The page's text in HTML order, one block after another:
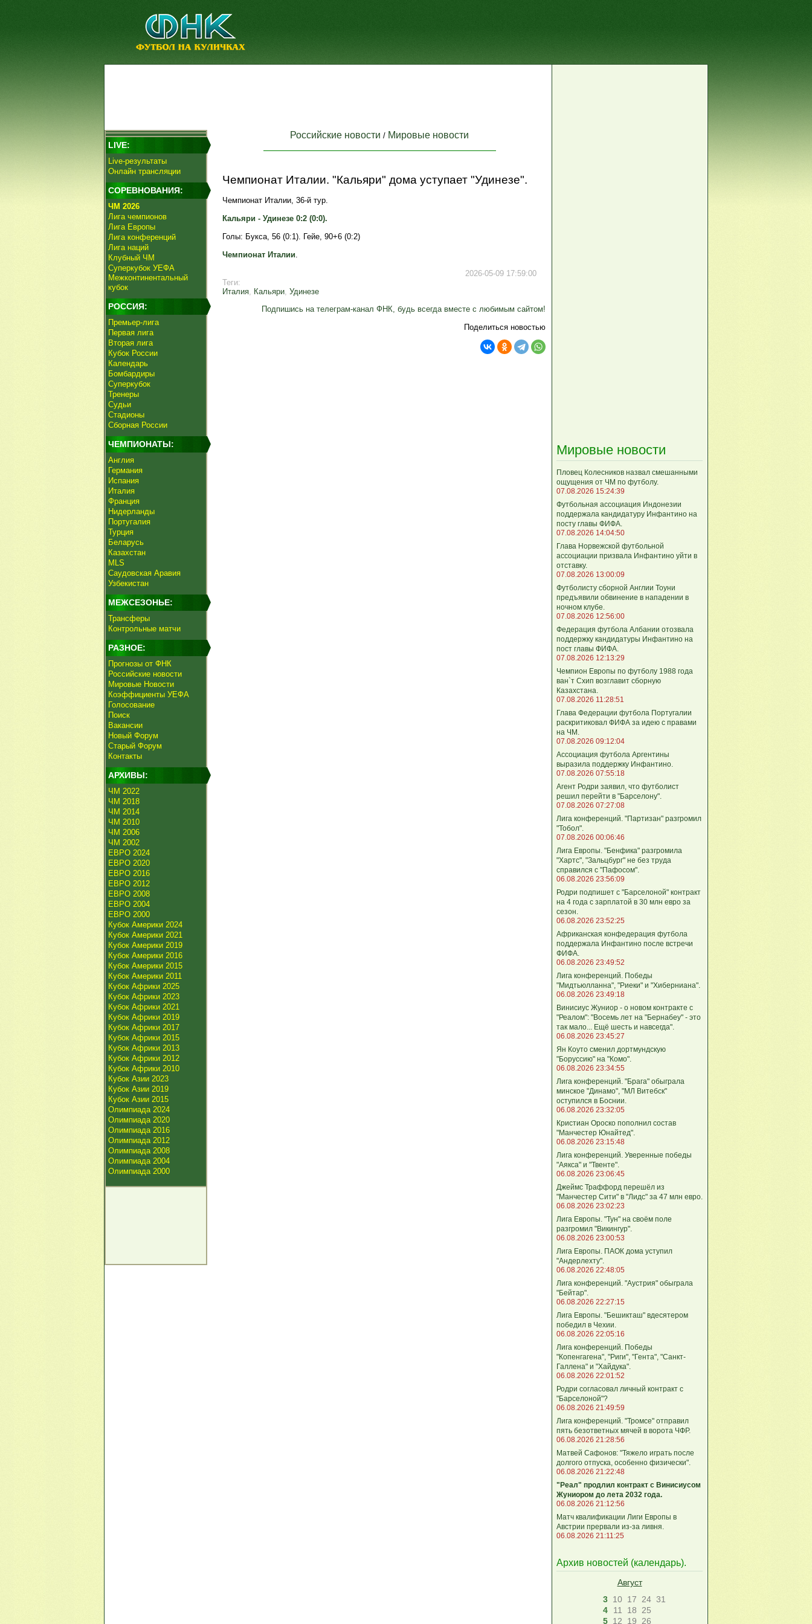
LIVE:
Live-результаты
Онлайн трансляции
СОРЕВНОВАНИЯ:
ЧМ 2026
Лига чемпионов
Лига Европы
Лига конференций
Лига наций
Клубный ЧМ
Суперкубок УЕФА
Межконтинентальный
кубок
РОССИЯ:
Премьер-лига
Первая лига
Вторая лига
Кубок России
Календарь
Бомбардиры
Суперкубок
Тренеры
Судьи
Стадионы
Сборная России
ЧЕМПИОНАТЫ:
Англия
Германия
Испания
Италия
Франция
Нидерланды
Португалия
Турция
Беларусь
Казахстан
MLS
Саудовская Аравия
Узбекистан
МЕЖСЕЗОНЬЕ:
Трансферы
Контрольные матчи
РАЗНОЕ:
Прогнозы от ФНК
Российские новости
Мировые Новости
Коэффициенты УЕФА
Голосование
Поиск
Вакансии
Новый Форум
Старый Форум
Контакты
АРХИВЫ:
ЧМ 2022
ЧМ 2018
ЧМ 2014
ЧМ 2010
ЧМ 2006
ЧМ 2002
ЕВРО 2024
ЕВРО 2020
ЕВРО 2016
ЕВРО 2012
ЕВРО 2008
ЕВРО 2004
ЕВРО 2000
Кубок Америки 2024
Кубок Америки 2021
Кубок Америки 2019
Кубок Америки 2016
Кубок Америки 2015
Кубок Америки 2011
Кубок Африки 2025
Кубок Африки 2023
Кубок Африки 2021
Кубок Африки 2019
Кубок Африки 2017
Кубок Африки 2015
Кубок Африки 2013
Кубок Африки 2012
Кубок Африки 2010
Кубок Азии 2023
Кубок Азии 2019
Кубок Азии 2015
Олимпиада 2024
Олимпиада 2020
Олимпиада 2016
Олимпиада 2012
Олимпиада 2008
Олимпиада 2004
Олимпиада 2000
Российские новости / Мировые новости
Чемпионат Италии. "Кальяри" дома уступает "Удинезе".
Чемпионат Италии, 36-й тур.
Кальяри - Удинезе 0:2 (0:0).
Голы: Букса, 56 (0:1). Гейе, 90+6 (0:2)
Чемпионат Италии.
2026-05-09 17:59:00
Теги:
Италия, Кальяри, Удинезе
Подпишись на телеграм-канал ФНК, будь всегда вместе с любимым сайтом!
Поделиться новостью
Мировые новости
Пловец Колесников назвал смешанными
ощущения от ЧМ по футболу.
07.08.2026 15:24:39
Футбольная ассоциация Индонезии
поддержала кандидатуру Инфантино на
посту главы ФИФА.
07.08.2026 14:04:50
Глава Норвежской футбольной
ассоциации призвала Инфантино уйти в
отставку.
07.08.2026 13:00:09
Футболисту сборной Англии Тоуни
предъявили обвинение в нападении в
ночном клубе.
07.08.2026 12:56:00
Федерация футбола Албании отозвала
поддержку кандидатуры Инфантино на
пост главы ФИФА.
07.08.2026 12:13:29
Чемпион Европы по футболу 1988 года
ван`т Схип возглавит сборную
Казахстана.
07.08.2026 11:28:51
Глава Федерации футбола Португалии
раскритиковал ФИФА за идею с правами
на ЧМ.
07.08.2026 09:12:04
Ассоциация футбола Аргентины
выразила поддержку Инфантино.
07.08.2026 07:55:18
Агент Родри заявил, что футболист
решил перейти в "Барселону".
07.08.2026 07:27:08
Лига кoнференций. "Партизан" разгромил
"Тобол".
07.08.2026 00:06:46
Лига Европы. "Бенфика" разгромила
"Хартс", "Зальцбург" не без труда
справился с "Пафосом".
06.08.2026 23:56:09
Родри подпишет с "Барселоной" контракт
на 4 года с зарплатой в 30 млн евро за
сезон.
06.08.2026 23:52:25
Африканская конфедерация футбола
поддержала Инфантино после встречи
ФИФА.
06.08.2026 23:49:52
Лига кoнференций. Победы
"Мидтьюлланна", "Риеки" и "Хиберниана".
06.08.2026 23:49:18
Винисиус Жуниор - о новом контракте с
"Реалом": "Восемь лет на "Бернабеу" - это
так мало... Ещё шесть и навсегда".
06.08.2026 23:45:27
Ян Коуто сменил дортмундскую
"Боруссию" на "Комо".
06.08.2026 23:34:55
Лига кoнференций. "Брага" обыграла
минское "Динамо", "МЛ Витебск"
оступился в Боснии.
06.08.2026 23:32:05
Кристиан Ороско пополнил состав
"Манчестер Юнайтед".
06.08.2026 23:15:48
Лига кoнференций. Уверенные победы
"Аякса" и "Твенте".
06.08.2026 23:06:45
Джеймс Траффорд перешёл из
"Манчестер Сити" в "Лидс" за 47 млн евро.
06.08.2026 23:02:23
Лига Европы. "Тун" на своём поле
разгромил "Викингур".
06.08.2026 23:00:53
Лига Европы. ПАОК дома уступил
"Андерлехту".
06.08.2026 22:48:05
Лига конференций. "Аустрия" обыграла
"Бейтар".
06.08.2026 22:27:15
Лига Европы. "Бешикташ" вдесятером
победил в Чехии.
06.08.2026 22:05:16
Лига конференций. Победы
"Копенгагена", "Риги", "Гента", "Санкт-
Галлена" и "Хайдука".
06.08.2026 22:01:52
Родри согласовал личный контракт с
"Барселоной"?
06.08.2026 21:49:59
Лига конференций. "Тромсе" отправил
пять безответных мячей в ворота ЧФР.
06.08.2026 21:28:56
Матвей Сафонов: "Тяжело играть после
долгого отпуска, особенно физически".
06.08.2026 21:22:48
"Реал" продлил контракт с Винисиусом
Жуниором до лета 2032 года.
06.08.2026 21:12:56
Матч квалификации Лиги Европы в
Австрии прервали из-за ливня.
06.08.2026 21:11:25
Архив новостей (календарь).
Август
3 10 17 24 31
4
11 18
25
5 12 19 26